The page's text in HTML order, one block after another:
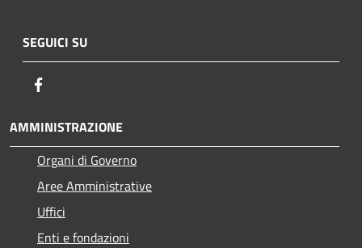
SEGUICI SU
AMMINISTRAZIONE
Organi di Governo
Aree Amministrative
Uffici
Enti e fondazioni